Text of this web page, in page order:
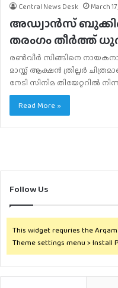
Central News Desk March
അഡ്വാൻസ്
തരംഗം തീർത്ത്
രൺവീർ സിങ്ങിനെ
മാസ്സ് ആക്ഷൻ ത്രില്ലർ
നേടി സിനിമ തിയേറ്ററിൽ
Read More »
Follow Us
This widget requries the
Theme settings menu > Install